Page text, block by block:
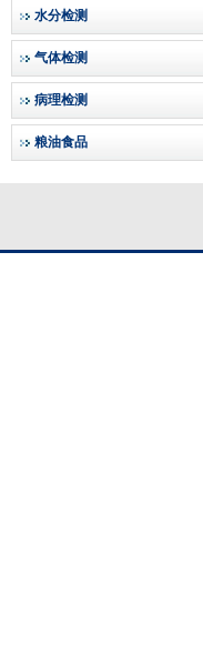
水分检测
气体检测
病理检测
粮油食品